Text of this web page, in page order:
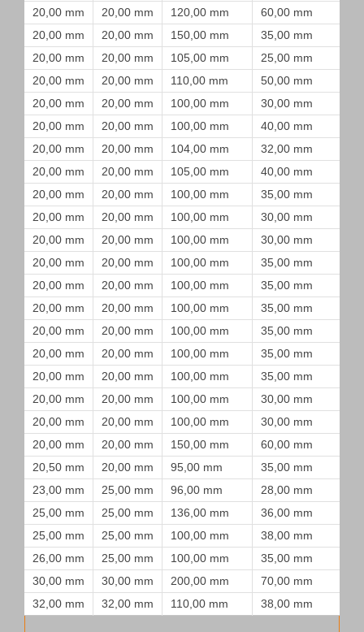
20,00 mm
20,00 mm 120,00 mm
60,00 mm
20,00 mm
20,00 mm 150,00 mm
35,00 mm
20,00 mm
20,00 mm 105,00 mm
25,00 mm
20,00 mm
20,00 mm 110,00 mm
50,00 mm
20,00 mm
20,00 mm 100,00 mm
30,00 mm
20,00 mm
20,00 mm 100,00 mm
40,00 mm
20,00 mm
20,00 mm 104,00 mm
32,00 mm
20,00 mm
20,00 mm 105,00 mm
40,00 mm
20,00 mm
20,00 mm 100,00 mm
35,00 mm
20,00 mm
20,00 mm 100,00 mm
30,00 mm
20,00 mm
20,00 mm 100,00 mm
30,00 mm
20,00 mm
20,00 mm 100,00 mm
35,00 mm
20,00 mm
20,00 mm 100,00 mm
35,00 mm
20,00 mm
20,00 mm 100,00 mm
35,00 mm
20,00 mm
20,00 mm 100,00 mm
35,00 mm
20,00 mm
20,00 mm 100,00 mm
35,00 mm
20,00 mm
20,00 mm 100,00 mm
35,00 mm
20,00 mm
20,00 mm 100,00 mm
30,00 mm
20,00 mm
20,00 mm 100,00 mm
30,00 mm
20,00 mm
20,00 mm 150,00 mm
60,00 mm
20,50 mm
20,00 mm 95,00 mm
35,00 mm
23,00 mm
25,00 mm 96,00 mm
28,00 mm
25,00 mm
25,00 mm 136,00 mm
36,00 mm
25,00 mm
25,00 mm 100,00 mm
38,00 mm
26,00 mm
25,00 mm 100,00 mm
35,00 mm
30,00 mm
30,00 mm 200,00 mm
70,00 mm
32,00 mm
32,00 mm 110,00 mm 38,00 mm